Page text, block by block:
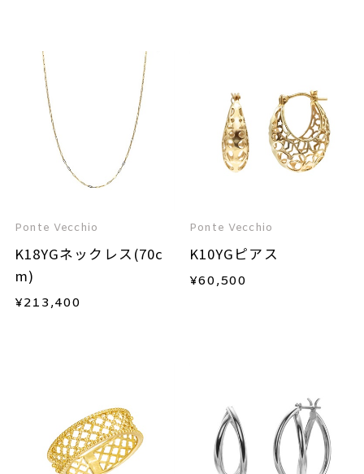
Ponte Vecchio
K18YGネックレス(70c
m)
¥213,400
Ponte Vecchio
K10YGピアス
¥60,500